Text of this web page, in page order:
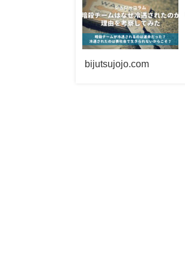
bijutsujojo.com